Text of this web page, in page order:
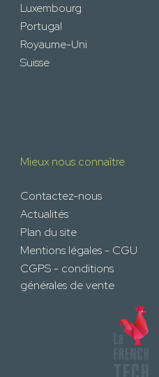
Luxembourg
Portugal
Royaume-Uni
Suisse
Mieux nous connaître
Contactez-nous
Actualités
Plan du site
Mentions légales - CGU
CGPS - conditions
générales de vente